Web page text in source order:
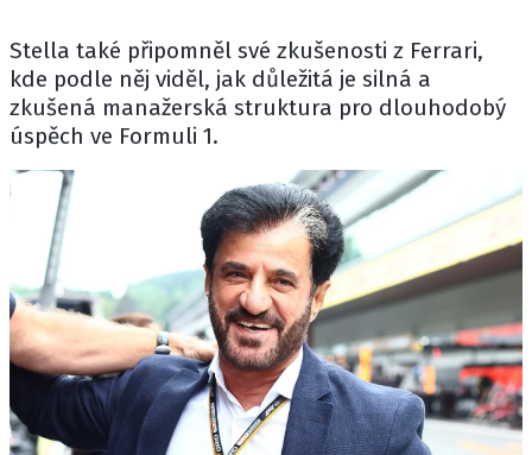
Stella také připomněl své zkušenosti z Ferrari,
kde podle něj viděl, jak důležitá je silná a
zkušená manažerská struktura pro dlouhodobý
úspěch ve Formuli 1.